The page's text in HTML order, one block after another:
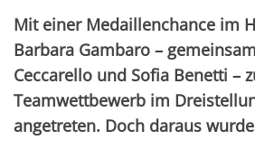
Mit einer Medaillenchance im
Barbara Gambaro –
Ceccarello und Sofia Benetti –
Teamwettbewerb im
angetreten. Doch daraus